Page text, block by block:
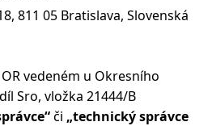
811 05 Bratislava, Slovenská
vedeném u Okresního
Sro, vložka 21444/B
či „technický správce